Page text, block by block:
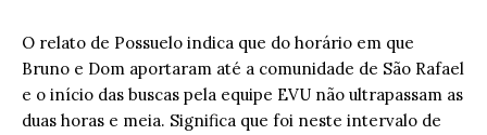
O relato de Possuelo indica que do horário em que
Bruno e Dom aportaram até a comunidade de São Rafael
e o início das buscas pela equipe EVU não ultrapassam as
duas horas e meia. Significa que foi neste intervalo de